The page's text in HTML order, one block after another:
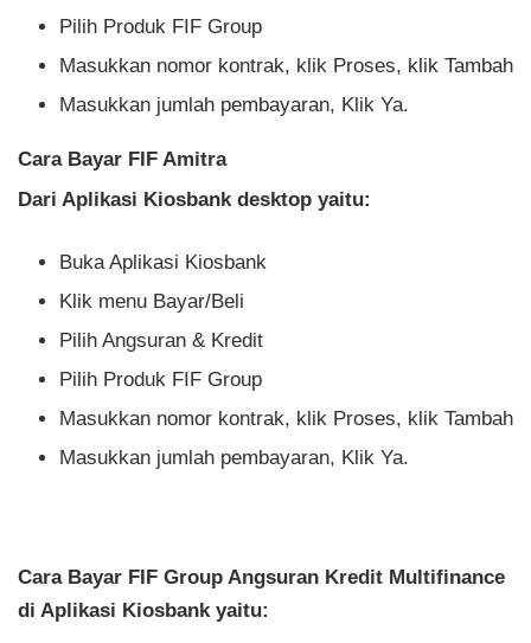
Pilih Produk FIF Group
Masukkan nomor kontrak, klik Proses, klik Tambah
Masukkan jumlah pembayaran, Klik Ya.
Cara Bayar FIF Amitra
Dari Aplikasi Kiosbank desktop yaitu:
Buka Aplikasi Kiosbank
Klik menu Bayar/Beli
Pilih Angsuran & Kredit
Pilih Produk FIF Group
Masukkan nomor kontrak, klik Proses, klik Tambah
Masukkan jumlah pembayaran, Klik Ya.
Cara Bayar FIF Group Angsuran Kredit Multifinance
di Aplikasi Kiosbank yaitu: